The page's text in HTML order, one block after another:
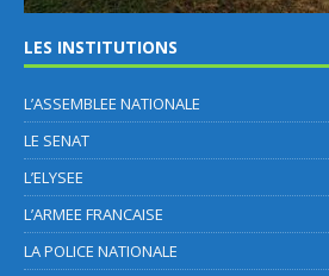
LES INSTITUTIONS
L’ASSEMBLEE NATIONALE
LE SENAT
L’ELYSEE
L’ARMEE FRANCAISE
LA POLICE NATIONALE